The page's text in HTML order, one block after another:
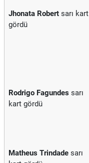
Jhonata Robert sarı kart
gördü
Rodrigo Fagundes sarı
kart gördü
Matheus Trindade sarı